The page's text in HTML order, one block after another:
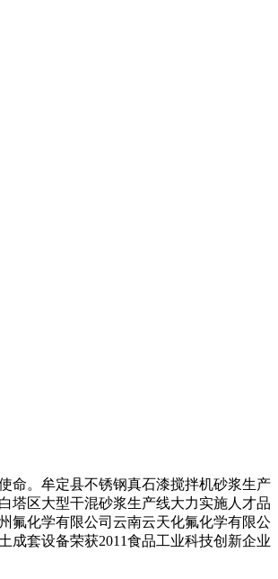
。牟定县不锈钢真石漆搅拌机砂浆生产
塔区大型干混砂浆生产线大力实施人才品
氟化学有限公司云南云天化氟化学有限公
成套设备荣获2011食品工业科技创新企业